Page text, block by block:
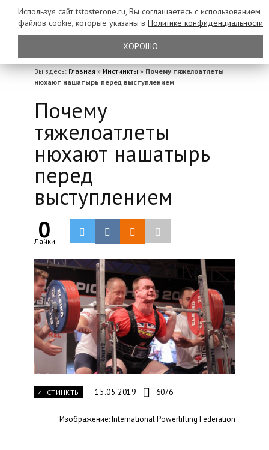
Вы здесь: Главная » Инстинкты » Почему тяжелоатлеты
нюхают нашатырь перед выступлением
Почему
тяжелоатлеты
нюхают нашатырь
перед
выступлением
0
Лайки
ИНСТИНКТЫ 15.05.2019 6076
Изображение: International Powerlifting Federation
Используя сайт tstosterone.ru, Вы соглашаетесь с использованием
файлов cookie, которые указаны в Политике конфиденциальности
ХОРОШО